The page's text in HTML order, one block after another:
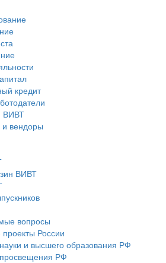
кредит
ВИВТ
вендоры
ВИВТ
вопросы
России
и высшего образования РФ
РФ